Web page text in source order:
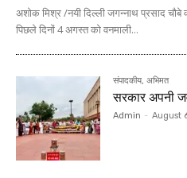
अशोक मिश्र /नयी दिल्ली जगन्नाथ प्रसाद
पिछले दिनों 4 अगस्त को वनमाली...
संपादकीय, अभिमत
सरकार अपनी
Admin - August